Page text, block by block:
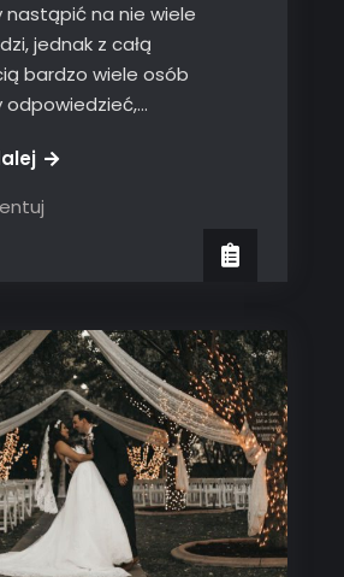
nastąpić na nie wiele
jednak z całą
bardzo wiele osób
odpowiedzieć,…
on
Cudowna